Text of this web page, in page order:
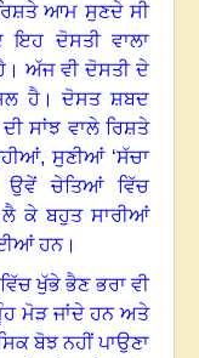
ਆਮ ਸੁਣਦੇ ਸੀ
ਦੋਸਤੀ ਵਾਲਾ
। ਅੱਜ ਵੀ ਦੋਸਤੀ ਦੇ
ਹੈ।ਦੋਸਤ ਸ਼ਬਦ
ਦੀ ਸਾਂਝ ਵਾਲੇ ਰਿਸ਼ਤੇ
, ਸੁਣੀਆਂ‘ਸੱਚਾ
ਉਵੇਂ ਚੇਤਿਆਂ ਵਿੱਚ
ਕੇ ਬਹੁਤ ਸਾਰੀਆਂ
ਹਨ।
ਖੁੱਭੇ ਭੈਣ ਭਰਾ ਵੀ
ਮੋੜ ਜਾਂਦੇ ਹਨ ਅਤੇ
ਬੋਝ ਨਹੀਂ ਪਾਉਣਾ